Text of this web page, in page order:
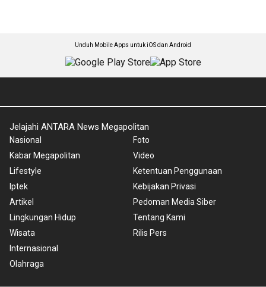
Unduh Mobile Apps untuk iOS dan Android
Jelajahi ANTARA News Megapolitan
Nasional
Kabar Megapolitan
Lifestyle
Iptek
Artikel
Lingkungan Hidup
Wisata
Internasional
Olahraga
Foto
Video
Ketentuan Penggunaan
Kebijakan Privasi
Pedoman Media Siber
Tentang Kami
Rilis Pers